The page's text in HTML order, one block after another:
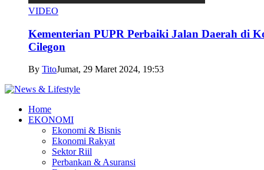
VIDEO
Kementerian PUPR Perbaiki Jalan Daerah di
Cilegon
By TitoJumat, 29 Maret 2024, 19:53
Home
EKONOMI
Ekonomi & Bisnis
Ekonomi Rakyat
Sektor Riil
Perbankan & Asuransi